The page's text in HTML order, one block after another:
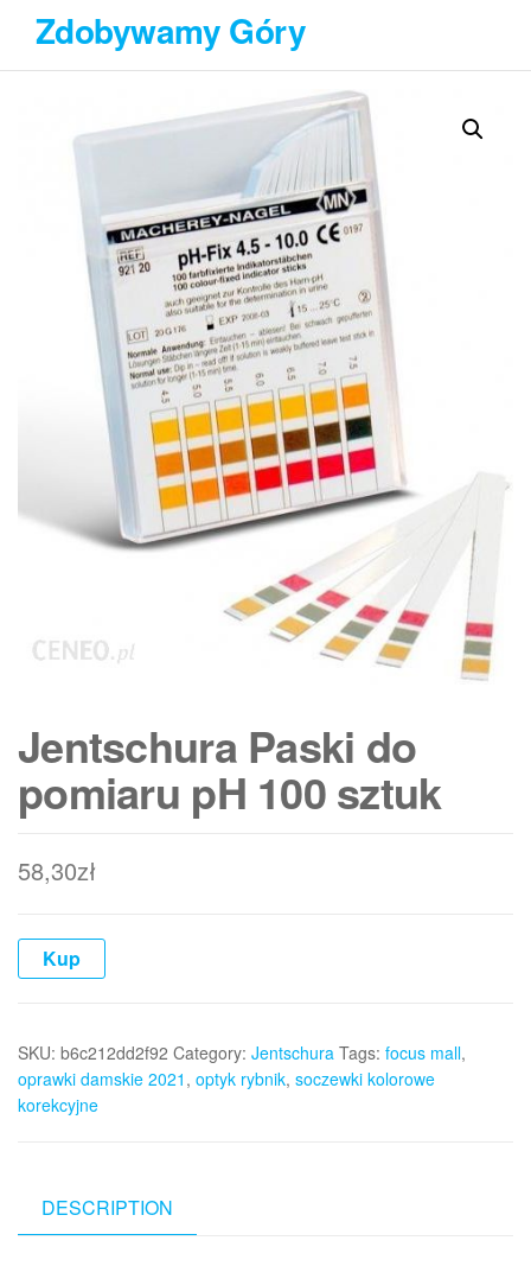
Przejdź
treści
Zdobywamy Góry
Jentschura Paski do
pomiaru pH 100 sztuk
58,30zł
Kup
SKU: b6c212dd2f92 Category: Jentschura Tags: focus mall,
oprawki damskie 2021 , optyk rybnik, soczewki kolorowe
korekcyjne
DESCRIPTION